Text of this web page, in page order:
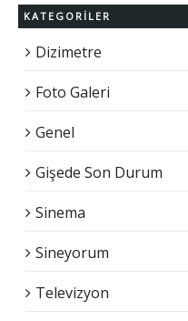
KATEGORILER
Dizimetre
Foto Galeri
Genel
Gişede Son Durum
Sinema
Sineyorum
Televizyon